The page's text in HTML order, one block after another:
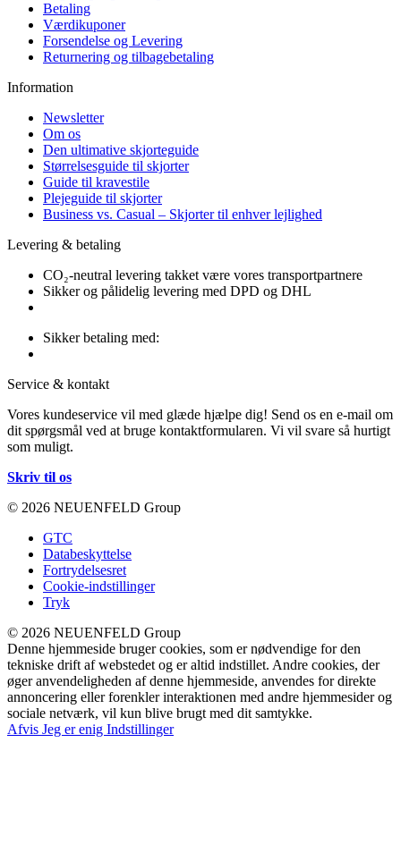
Betaling
Værdikuponer
Forsendelse og Levering
Returnering og tilbagebetaling
Information
Newsletter
Om os
Den ultimative skjorteguide
Størrelsesguide til skjorter
Guide til kravestile
Plejeguide til skjorter
Business vs. Casual – Skjorter til enhver lejlighed
Levering & betaling
CO₂-neutral levering takket være vores transportpartnere
Sikker og pålidelig levering med DPD og DHL
Sikker betaling med:
Service & kontakt
Vores kundeservice vil med glæde hjælpe dig! Send os en e-mail om
dit spørgsmål ved at bruge kontaktformularen. Vi vil svare så hurtigt
som muligt.
Skriv til os
© 2026 NEUENFELD Group
GTC
Databeskyttelse
Fortrydelsesret
Cookie-indstillinger
Tryk
© 2026 NEUENFELD Group
Denne hjemmeside bruger cookies, som er nødvendige for den
tekniske drift af webstedet og er altid indstillet. Andre cookies, der
øger anvendeligheden af denne hjemmeside, anvendes for direkte
annoncering eller forenkler interaktionen med andre hjemmesider og
sociale netværk, vil kun blive brugt med dit samtykke.
Afvis Jeg er enig Indstillinger